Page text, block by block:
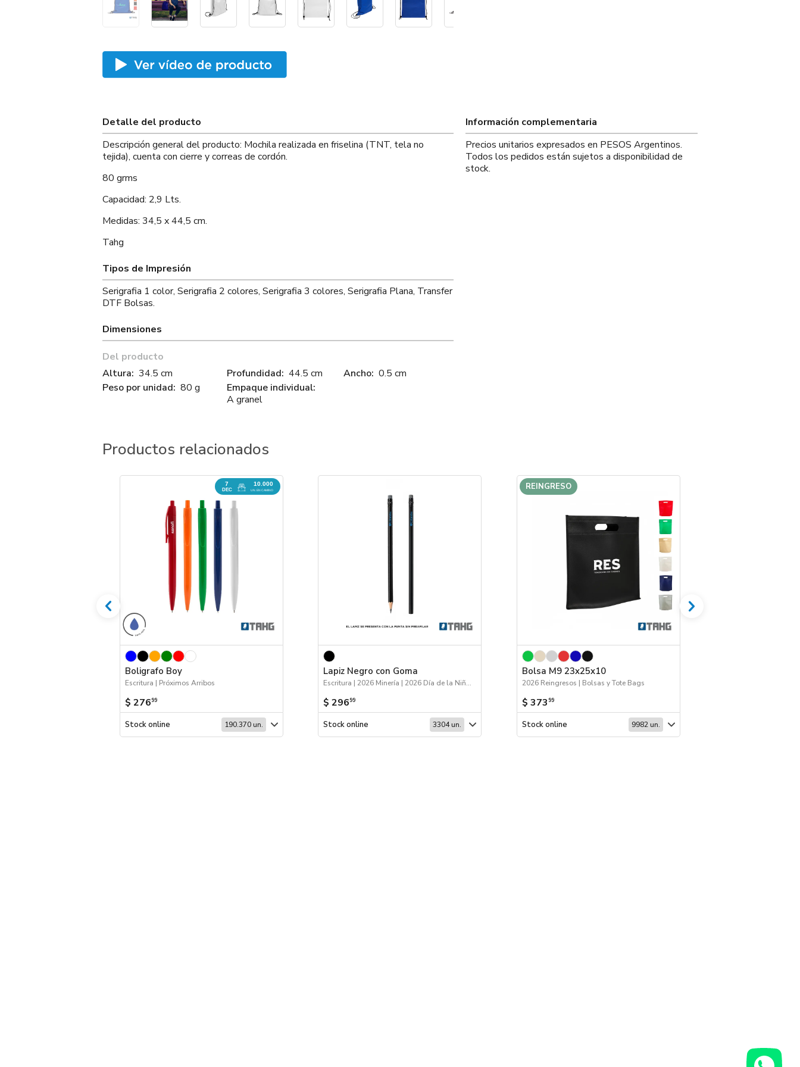
Detalle del producto
Descripción general del producto: Mochila realizada en friselina (TNT, tela no
tejida), cuenta con cierre y correas de cordón.
80 grms
Capacidad: 2,9 Lts.
Medidas: 34,5 x 44,5 cm.
Tahg
Tipos de Impresión
Serigrafia 1 color, Serigrafia 2 colores, Serigrafia 3 colores, Serigrafia Plana, Transfer
DTF Bolsas.
Dimensiones
Del producto
Altura: 34.5 cm
Peso por unidad: 80 g
Profundidad: 44.5 cm
Empaque individual:
A granel
Ancho: 0.5 cm
Información complementaria
Precios unitarios expresados en PESOS Argentinos.
Todos los pedidos están sujetos a disponibilidad de
stock.
Productos relacionados
7
DEC
10.000
UN. EN CAMINO
Boligrafo Boy
Escritura | Próximos Arribos
$ 27699
Stock online 190.370 un.
Lapiz Negro con Goma
Escritura | 2026 Minería | 2026 Día de la Niñez
$ 29699
Stock online 3304 un.
REINGRESO
Bolsa M9 23x25x10
2026 Reingresos | Bolsas y Tote Bags
$ 373 99
Stock online 9982 un.